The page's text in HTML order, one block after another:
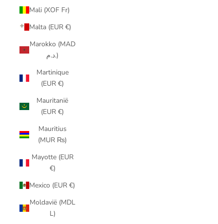
Mali (XOF Fr)
Malta (EUR €)
Marokko (MAD
د.م.)
Martinique
(EUR €)
Mauritanië
(EUR €)
Mauritius
(MUR ₨)
Mayotte (EUR
€)
Mexico (EUR €)
Moldavië (MDL
L)